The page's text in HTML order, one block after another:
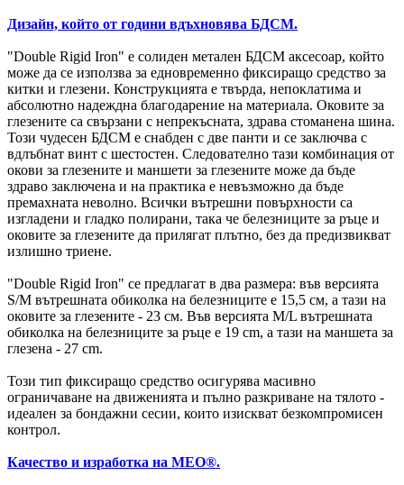
Дизайн, който от години вдъхновява БДСМ.
"Double Rigid Iron" е солиден метален БДСМ аксесоар, който
може да се използва за едновременно фиксиращо средство за
китки и глезени. Конструкцията е твърда, непоклатима и
абсолютно надеждна благодарение на материала. Оковите за
глезените са свързани с непрекъсната, здрава стоманена шина.
Този чудесен БДСМ е снабден с две панти и се заключва с
вдлъбнат винт с шестостен. Следователно тази комбинация от
окови за глезените и маншети за глезените може да бъде
здраво заключена и на практика е невъзможно да бъде
премахната неволно. Всички вътрешни повърхности са
изгладени и гладко полирани, така че белезниците за ръце и
оковите за глезените да прилягат плътно, без да предизвикват
излишно триене.
"Double Rigid Iron" се предлагат в два размера: във версията
S/M вътрешната обиколка на белезниците е 15,5 см, а тази на
оковите за глезените - 23 см. Във версията M/L вътрешната
обиколка на белезниците за ръце е 19 cm, а тази на маншета за
глезена - 27 cm.
Този тип фиксиращо средство осигурява масивно
ограничаване на движенията и пълно разкриване на тялото -
идеален за бондажни сесии, които изискват безкомпромисен
контрол.
Качество и изработка на MEO®.